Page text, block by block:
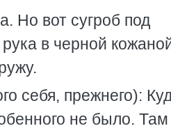
Но вот сугроб под
в черной
себя, прежнего):
не было. Там